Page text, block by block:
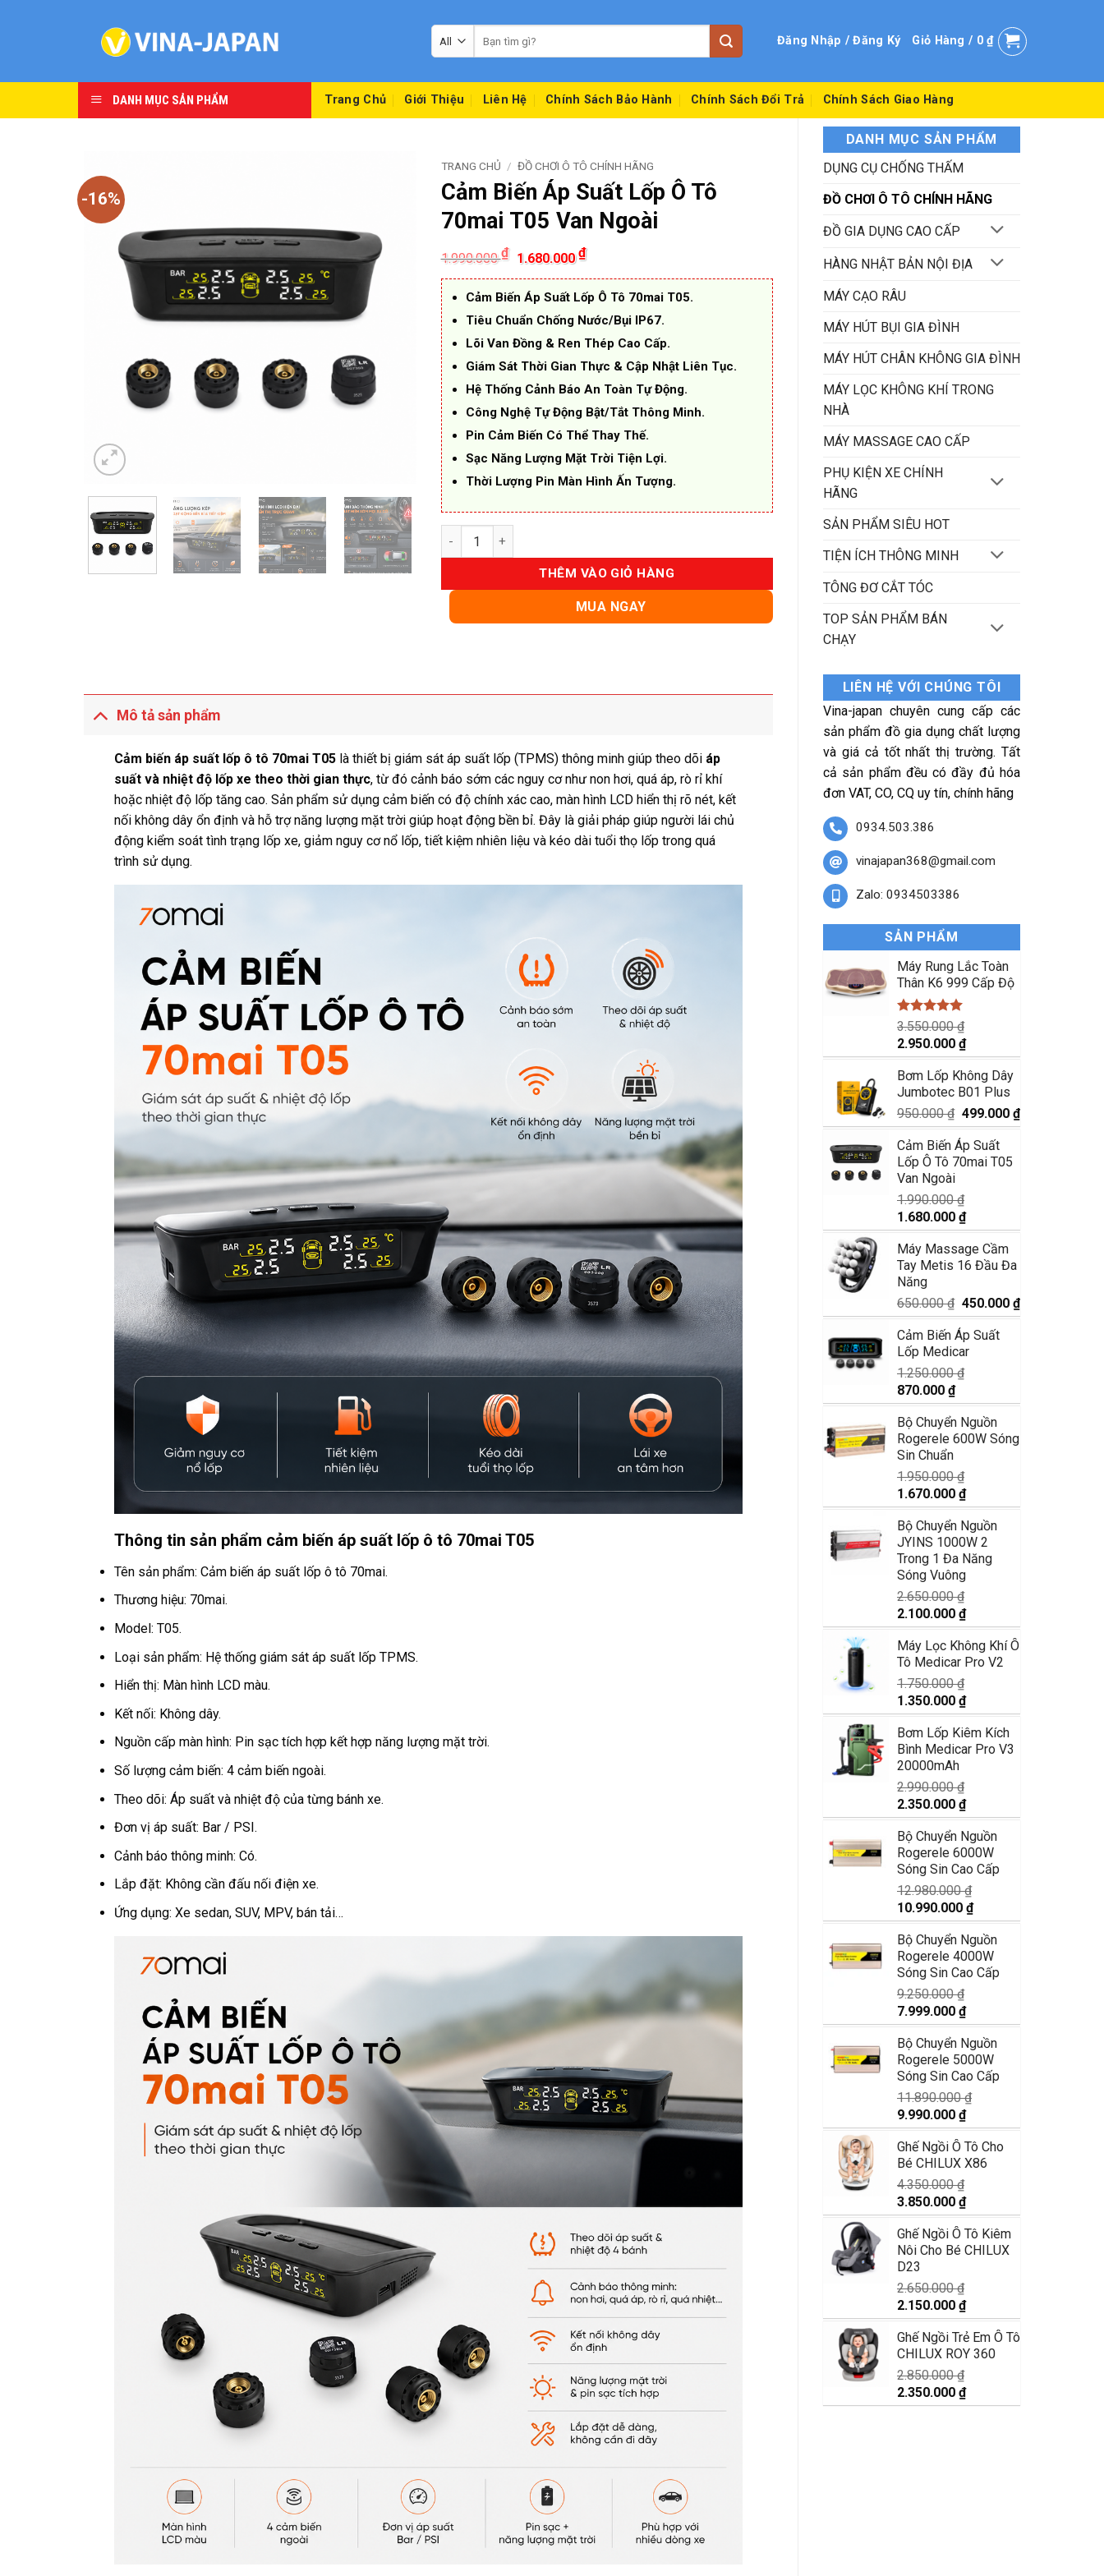
kiếm:
Đăng Nhập / Đăng Ký Giỏ Hàng / 0₫
DANH MỤC SẢN PHẨM Trang Chủ Giới Thiệu Liên Hệ Chính Sách Bảo Hành Chính Sách Đổi Trả Chính Sách Giao Hàng
DANH MỤC SẢN PHẨM
DỤNG CỤ CHỐNG THẤM
ĐỒ CHƠI Ô TÔ CHÍNH HÃNG
ĐỒ GIA DỤNG CAO CẤP
HÀNG NHẬT BẢN NỘI ĐỊA
MÁY CẠO RÂU
MÁY HÚT BỤI GIA ĐÌNH
MÁY HÚT CHÂN KHÔNG GIA ĐÌNH
MÁY LỌC KHÔNG KHÍ TRONG
NHÀ
MÁY MASSAGE CAO CẤP
PHỤ KIỆN XE CHÍNH
HÃNG
SẢN PHẨM SIÊU HOT
TIỆN ÍCH THÔNG MINH
TÔNG ĐƠ CẮT TÓC
TOP SẢN PHẨM BÁN
CHẠY
LIÊN HỆ VỚI CHÚNG TÔI
Vina-japan chuyên cung cấp các
sản phẩm đồ gia dụng chất lượng
và giá cả tốt nhất thị trường. Tất
cả sản phẩm đều có đầy đủ hóa
đơn VAT, CO, CQ uy tín, chính hãng
0934.503.386
vinajapan368@gmail.com
Zalo: 0934503386
SẢN PHẨM
Máy Rung Lắc Toàn
Thân K6 999 Cấp Độ
Được xếp
hạng5.00
5 sao
3.550.000₫
Giá
gốc
là:
3.550.000 ₫.
2.950.000 ₫Giá
hiện
tại
là:
2.950.000 ₫.
Bơm Lốp Không Dây
Jumbotec B01 Plus
950.000₫ Giá
gốc
là:
950.000 ₫.
499.000 ₫Giá
hiện
Cảm Biến Áp Suất
Lốp Ô Tô 70mai T05
Van Ngoài
1.990.000₫
Giá
gốc
là:
1.990.000 ₫.
1.680.000 ₫Giá
hiện
tại
là:
Máy Massage Cầm
Tay Metis 16 Đầu Đa
Năng
650.000₫ Giá
gốc
là:
650.000 ₫.
450.000 ₫Giá
hiện
Cảm Biến Áp Suất
Lốp Medicar
1.250.000₫
Giá
gốc
là:
1.250.000 ₫.
870.000 ₫Giá
hiện
tại
là:
Bộ Chuyển Nguồn
Rogerele 600W Sóng
Sin Chuẩn
1.950.000₫
Giá
gốc
là:
1.950.000 ₫.
1.670.000 ₫Giá
hiện
tại
là:
1.670.000 ₫.
Bộ Chuyển Nguồn
JYINS 1000W 2
Trong 1 Đa Năng
Sóng Vuông
2.650.000₫
Giá
gốc
là:
2.650.000 ₫.
2.100.000 ₫Giá
hiện
tại
là:
Máy Lọc Không Khí Ô
Tô Medicar Pro V2
1.750.000₫
Giá
gốc
là:
1.750.000 ₫.
1.350.000 ₫Giá
hiện
tại
là:
Bơm Lốp Kiêm Kích
Bình Medicar Pro V3
20000mAh
2.990.000₫
Giá
gốc
là:
2.990.000 ₫.
2.350.000 ₫Giá
hiện
tại
là:
2.350.000 ₫.
Bộ Chuyển Nguồn
Rogerele 6000W
Sóng Sin Cao Cấp
12.980.000₫
Giá
gốc
là:
12.980.000 ₫.
10.990.000 ₫Giá
hiện
tại
là:
10.990.000 ₫.
Bộ Chuyển Nguồn
Rogerele 4000W
Sóng Sin Cao Cấp
9.250.000₫
Giá
gốc
là:
9.250.000 ₫.
7.999.000 ₫Giá
hiện
tại
là:
7.999.000 ₫.
Bộ Chuyển Nguồn
Rogerele 5000W
Sóng Sin Cao Cấp
11.890.000₫
Giá
gốc
là:
11.890.000 ₫.
9.990.000 ₫Giá
hiện
tại
là:
Ghế Ngồi Ô Tô Cho
Bé CHILUX X86
4.350.000₫
Giá
gốc
là:
4.350.000 ₫.
3.850.000 ₫Giá
hiện
tại
là:
Ghế Ngồi Ô Tô Kiêm
Nôi Cho Bé CHILUX
D23
2.650.000₫
Giá
gốc
là:
2.650.000 ₫.
2.150.000 ₫Giá
hiện
tại
là:
Ghế Ngồi Trẻ Em Ô Tô
CHILUX ROY 360
2.850.000₫
Giá
gốc
2.350.000 ₫Giá
hiện
-16%
TRANG CHỦ / ĐỒ CHƠI Ô TÔ CHÍNH HÃNG
Cảm Biến Áp Suất Lốp Ô Tô
70mai T05 Van Ngoài
1.990.000₫
Giá
gốc
là:
1.990.000 ₫.
1.680.000₫Giá
hiện
tại
là:
1.680.000 ₫.
Cảm Biến Áp Suất Lốp Ô Tô 70mai T05.
Tiêu Chuẩn Chống Nước/Bụi IP67.
Lõi Van Đồng & Ren Thép Cao Cấp.
Giám Sát Thời Gian Thực & Cập Nhật Liên Tục.
Hệ Thống Cảnh Báo An Toàn Tự Động.
Công Nghệ Tự Động Bật/Tắt Thông Minh.
Pin Cảm Biến Có Thể Thay Thế.
Sạc Năng Lượng Mặt Trời Tiện Lợi.
Thời Lượng Pin Màn Hình Ấn Tượng.
Cảm Biến Áp Suất Lốp Ô Tô 70mai T05 Van Ngoài số lượng
THÊM VÀO GIỎ HÀNG
MUA NGAY
Mô tả sản phẩm
Cảm biến áp suất lốp ô tô 70mai T05là thiết bị giám sát áp suất lốp (TPMS) thông minh giúp theo dõi áp
suất và nhiệt độ lốp xe theo thời gian thực, từ đó cảnh báo sớm các nguy cơ như non hơi, quá áp, rò rỉ khí
hoặc nhiệt độ lốp tăng cao. Sản phẩm sử dụng cảm biến có độ chính xác cao, màn hình LCD hiển thị rõ nét, kết
nối không dây ổn định và hỗ trợ năng lượng mặt trời giúp hoạt động bền bỉ. Đây là giải pháp giúp người lái chủ
động kiểm soát tình trạng lốp xe, giảm nguy cơ nổ lốp, tiết kiệm nhiên liệu và kéo dài tuổi thọ lốp trong quá
trình sử dụng.
Thông tin sản phẩm cảm biến áp suất lốp ô tô 70mai T05
Tên sản phẩm: Cảm biến áp suất lốp ô tô 70mai.
Thương hiệu: 70mai.
Model: T05.
Loại sản phẩm: Hệ thống giám sát áp suất lốp TPMS.
Hiển thị: Màn hình LCD màu.
Kết nối: Không dây.
Nguồn cấp màn hình: Pin sạc tích hợp kết hợp năng lượng mặt trời.
Số lượng cảm biến: 4 cảm biến ngoài.
Theo dõi: Áp suất và nhiệt độ của từng bánh xe.
Đơn vị áp suất: Bar / PSI.
Cảnh báo thông minh: Có.
Lắp đặt: Không cần đấu nối điện xe.
Ứng dụng: Xe sedan, SUV, MPV, bán tải…